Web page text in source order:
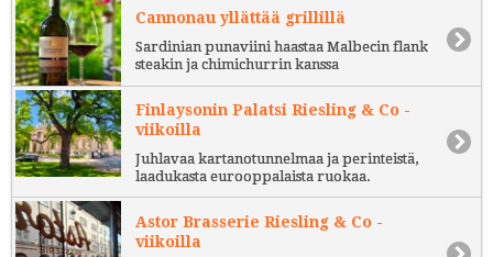
Cannonau yllättää grillillä
Sardinian punaviini haastaa Malbecin flank
steakin ja chimichurrin kanssa
Finlaysonin Palatsi Riesling & Co -
viikoilla
Juhlavaa kartanotunnelmaa ja perinteistä,
laadukasta eurooppalaista ruokaa.
Astor Brasserie Riesling & Co -
viikoilla